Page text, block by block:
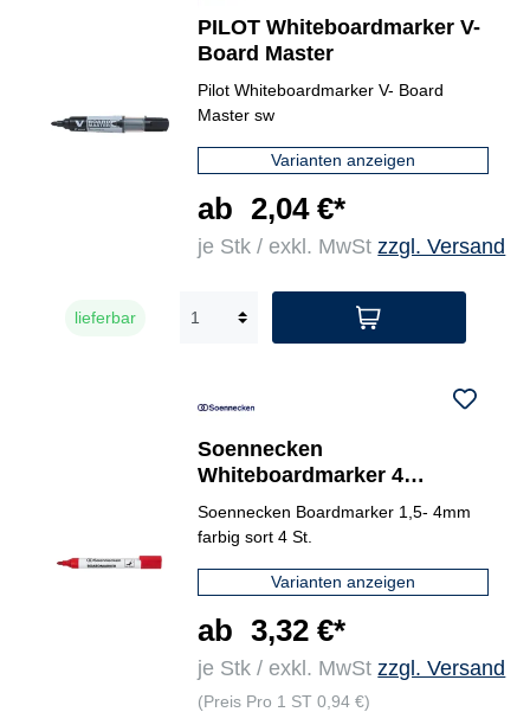
PILOT Whiteboardmarker V-
Board Master
Pilot Whiteboardmarker V- Board
Master sw
Varianten anzeigen
ab 2,04 €*
je Stk / exkl. MwStzzgl. Versand
lieferbar
Soennecken
Whiteboardmarker 4
St./Pack.
Soennecken Boardmarker 1,5- 4mm
farbig sort 4 St.
Varianten anzeigen
ab 3,32 €*
je Stk / exkl. MwStzzgl. Versand
(Preis Pro 1 ST 0,94 €)